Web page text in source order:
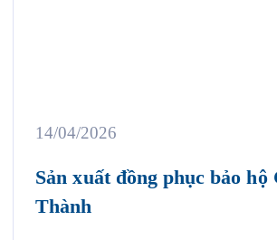
14/04/2026
Sản xuất đồng phục bảo hộ
Thành